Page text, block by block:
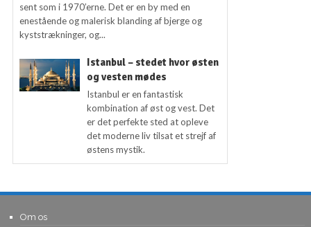
sent som i 1970’erne. Det er en by med en
enestående og malerisk blanding af bjerge og
kyststrækninger, og...
Istanbul – stedet hvor østen
og vesten mødes
Istanbul er en fantastisk
kombination af øst og vest. Det
er det perfekte sted at opleve
det moderne liv tilsat et strejf af
østens mystik.
Om os